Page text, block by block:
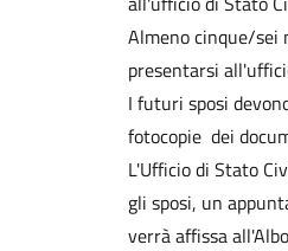
Almeno cinque/sei
presentarsi
I futuri sposi
fotocopie dei
L'Ufficio di Stato
gli sposi, un
verrà affissa